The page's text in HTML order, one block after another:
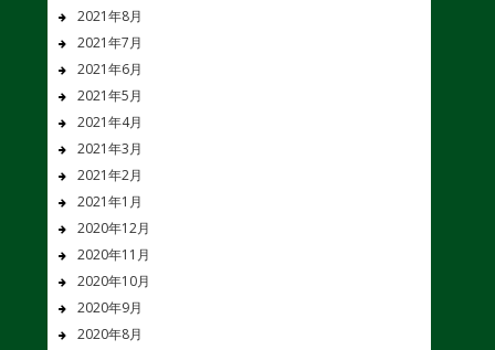
2021年8月
2021年7月
2021年6月
2021年5月
2021年4月
2021年3月
2021年2月
2021年1月
2020年12月
2020年11月
2020年10月
2020年9月
2020年8月